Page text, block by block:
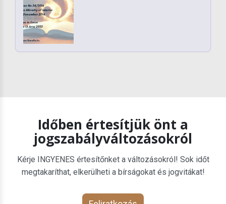
Időben értesítjük önt a
jogszabályváltozásokról
Kérje INGYENES értesítőnket a változásokról! Sok időt
megtakaríthat, elkerülheti a bírságokat és jogvitákat!